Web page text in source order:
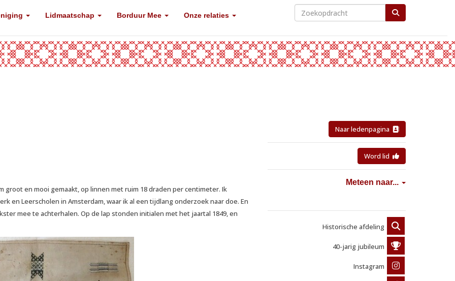
Lidmaatschap Borduur Mee Onze relaties
groot en mooi gemaakt, op linnen met ruim 18 draden per centimeter. Ik
en Leerscholen in Amsterdam, waar ik al een tijdlang onderzoek naar doe. En
mee te achterhalen. Op de lap stonden initialen met het jaartal 1849, en
Naar ledenpagina
Word lid
Meteen naar...
Historische afdeling
40-jarig jubileum
Instagram